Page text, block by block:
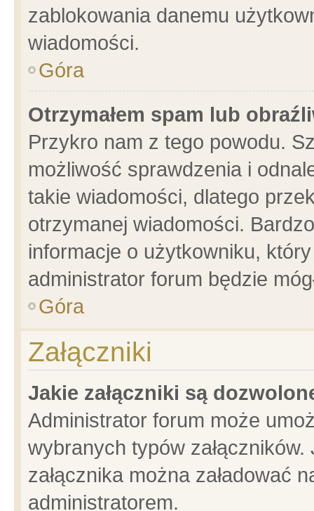
zablokowania danemu
wiadomości.
Góra
Otrzymałem spam lub
Przykro nam z tego powodu.
możliwość sprawdzenia i
takie wiadomości, dlatego
otrzymanej wiadomości.
informacje o użytkowniku,
administrator forum będzie
Góra
Załączniki
Jakie załączniki są
Administrator forum może
wybranych typów
załącznika można załadować
administratorem.